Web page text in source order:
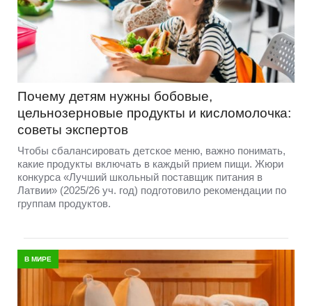
Почему детям нужны бобовые,
цельнозерновые продукты и кисломолочка:
советы экспертов
Чтобы сбалансировать детское меню, важно понимать,
какие продукты включать в каждый прием пищи. Жюри
конкурса «Лучший школьный поставщик питания в
Латвии» (2025/26 уч. год) подготовило рекомендации по
группам продуктов.
В МИРЕ